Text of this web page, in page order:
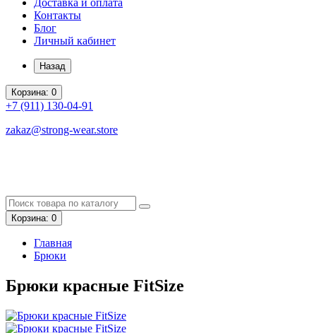
Доставка и оплата
Контакты
Блог
Личный кабинет
Назад
Корзина: 0
+7 (911) 130-04-91
zakaz@strong-wear.store
Корзина: 0
Главная
Брюки
Брюки красные FitSize